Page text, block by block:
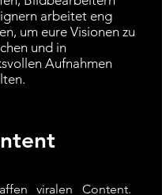
arbeitet eng
um eure Visionen zu
und in
Aufnahmen
viralen Content.